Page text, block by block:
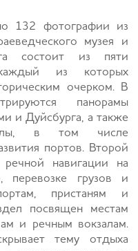
132 фотографии из
музея и
состоит из пяти
из которых
очерком. В
панорамы
и Дуйсбурга, а также
в том числе
портов. Второй
навигации на
грузов и
пристаням и
посвящен местам
и речным вокзалам.
тему отдыха